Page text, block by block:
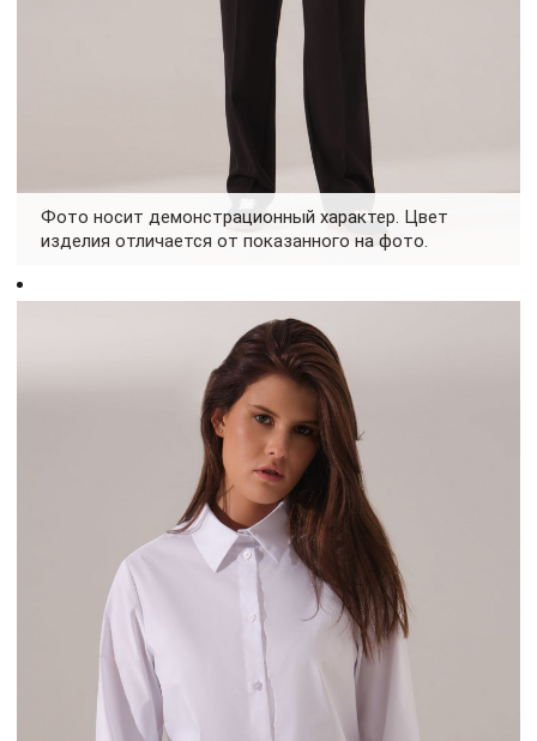
Фото носит демонстрационный характер. Цвет
изделия отличается от показанного на фото.